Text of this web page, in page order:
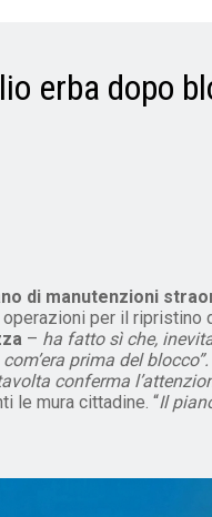
erba dopo
di manutenzioni
per il
– ha fatto sì che,
prima del blocco”.
conferma
le mura cittadine. “Il